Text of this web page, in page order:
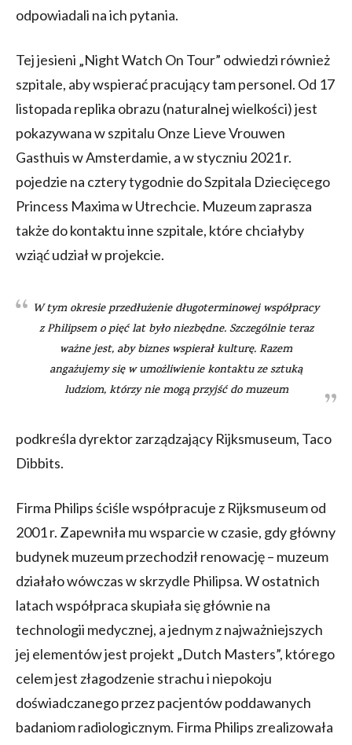
odpowiadali na ich pytania.
Tej jesieni „Night Watch On Tour” odwiedzi również
szpitale, aby wspierać pracujący tam personel. Od 17
listopada replika obrazu (naturalnej wielkości) jest
pokazywana w szpitalu Onze Lieve Vrouwen
Gasthuis w Amsterdamie, a w styczniu 2021 r.
pojedzie na cztery tygodnie do Szpitala Dziecięcego
Princess Maxima w Utrechcie. Muzeum zaprasza
także do kontaktu inne szpitale, które chciałyby
wziąć udział w projekcie.
W tym okresie przedłużenie długoterminowej współpracy
z Philipsem o pięć lat było niezbędne. Szczególnie teraz
ważne jest, aby biznes wspierał kulturę. Razem
angażujemy się w umożliwienie kontaktu ze sztuką
ludziom, którzy nie mogą przyjść do muzeum
podkreśla dyrektor zarządzający Rijksmuseum, Taco
Dibbits.
Firma Philips ściśle współpracuje z Rijksmuseum od
2001 r. Zapewniła mu wsparcie w czasie, gdy główny
budynek muzeum przechodził renowację – muzeum
działało wówczas w skrzydle Philipsa. W ostatnich
latach współpraca skupiała się głównie na
technologii medycznej, a jednym z najważniejszych
jej elementów jest projekt „Dutch Masters”, którego
celem jest złagodzenie strachu i niepokoju
doświadczanego przez pacjentów poddawanych
badaniom radiologicznym. Firma Philips zrealizowała